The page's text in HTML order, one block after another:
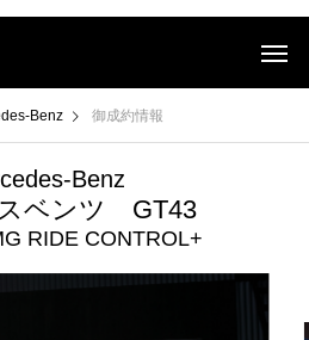
Benz 御成約情報
Benz
ベンツ GT43
RIDE CONTROL+